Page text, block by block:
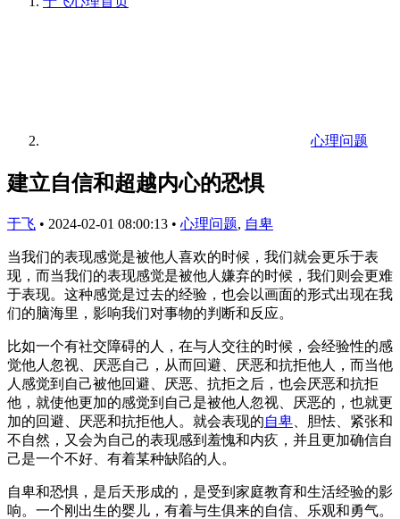
心理问题
建立自信和超越内心的恐惧
于飞 • 2024-02-01 08:00:13 • 心理问题, 自卑
当我们的表现感觉是被他人喜欢的时候，我们就会更乐于表
现，而当我们的表现感觉是被他人嫌弃的时候，我们则会更难
于表现。这种感觉是过去的经验，也会以画面的形式出现在我
们的脑海里，影响我们对事物的判断和反应。
比如一个有社交障碍的人，在与人交往的时候，会经验性的感
觉他人忽视、厌恶自己，从而回避、厌恶和抗拒他人，而当他
人感觉到自己被他回避、厌恶、抗拒之后，也会厌恶和抗拒
他，就使他更加的感觉到自己是被他人忽视、厌恶的，也就更
加的回避、厌恶和抗拒他人。就会表现的自卑 、胆怯、紧张和
不自然，又会为自己的表现感到羞愧和内疚，并且更加确信自
己是一个不好、有着某种缺陷的人。
自卑和恐惧，是后天形成的，是受到家庭教育和生活经验的影
响。一个刚出生的婴儿，有着与生俱来的自信、乐观和勇气。